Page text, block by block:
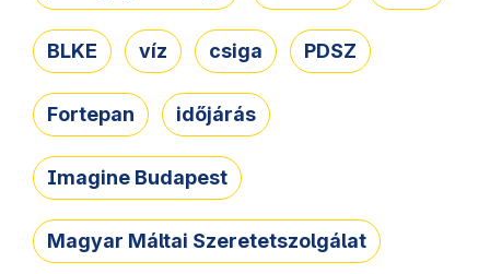
BLKE víz csiga PDSZ
Fortepan időjárás
Imagine Budapest
Magyar Máltai Szeretetszolgálat